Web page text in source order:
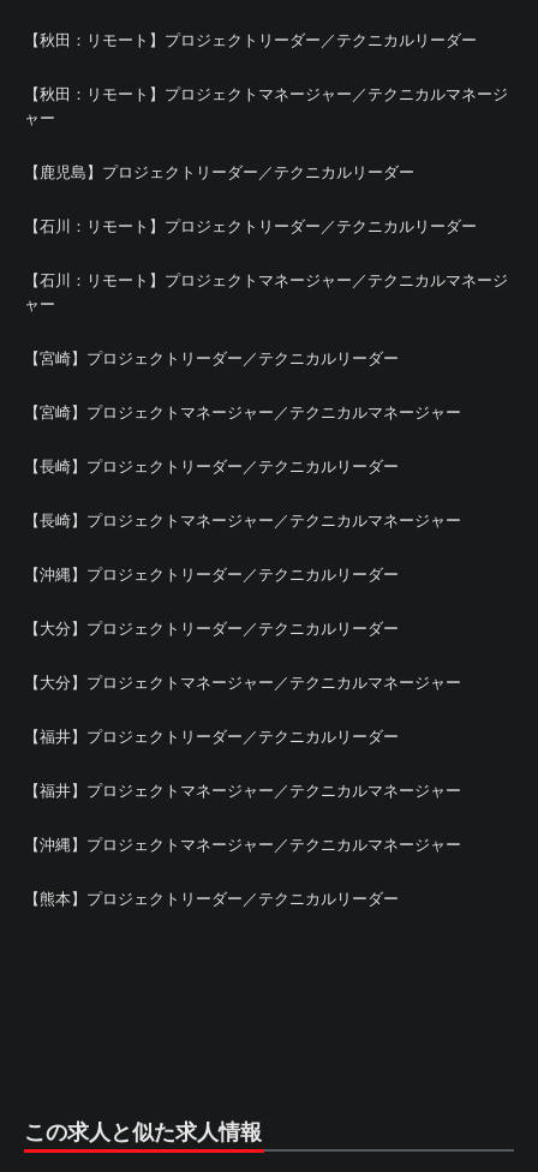
【秋田：リモート】プロジェクトリーダー／テクニカルリーダー
【秋田：リモート】プロジェクトマネージャー／テクニカルマネージ
ャー
【鹿児島】プロジェクトリーダー／テクニカルリーダー
【石川：リモート】プロジェクトリーダー／テクニカルリーダー
【石川：リモート】プロジェクトマネージャー／テクニカルマネージ
ャー
【宮崎】プロジェクトリーダー／テクニカルリーダー
【宮崎】プロジェクトマネージャー／テクニカルマネージャー
【長崎】プロジェクトリーダー／テクニカルリーダー
【長崎】プロジェクトマネージャー／テクニカルマネージャー
【沖縄】プロジェクトリーダー／テクニカルリーダー
【大分】プロジェクトリーダー／テクニカルリーダー
【大分】プロジェクトマネージャー／テクニカルマネージャー
【福井】プロジェクトリーダー／テクニカルリーダー
【福井】プロジェクトマネージャー／テクニカルマネージャー
【沖縄】プロジェクトマネージャー／テクニカルマネージャー
【熊本】プロジェクトリーダー／テクニカルリーダー
この求人と似た求人情報